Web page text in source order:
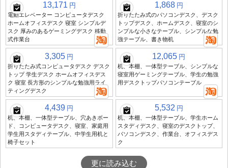
13,171 円
電動エレベーター コンピュータデスク
ホームオフィスデスク 寝室 シンプルデ
スク 厚みのあるゲーミングデスク 移動
式作業台
1,868 円
折りたたみ式のパソコンデスク、デスク
トップデスク、ホームデスク、寝室のシ
ンプルな小さなテーブル、シンプルな勉
強テーブル、書き物机
3,305 円
折りたたみ式コンピュータデスク デスク
トップ 学生デスク ホームオフィスデス
ク 寝室 長方形のシンプルな勉強用ライ
ティングデスク
12,065 円
机、本棚、一体型テーブル、シンプルな
寝室用ゲーミングテーブル、学生の勉強
用デスクトップパソコンテーブル
4,439 円
机、本棚、一体型テーブル、穴あきボー
ド、コンピュータデスク、寝室、家庭用
学生用スタディテーブル、中学生用机と
椅子セット
5,532 円
机、本棚、一体型テーブル、学生ホーム
スタディデスク、寝室のデスクトップ、
パソコンデスク、作業台、オフィスデス
ク
更に読み込む